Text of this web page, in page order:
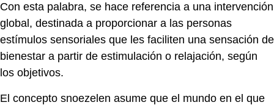
Con esta palabra, se hace referencia a una intervención
global, destinada a proporcionar a las personas
estímulos sensoriales que les faciliten una sensación de
bienestar a partir de estimulación o relajación, según
los objetivos.
El concepto snoezelen asume que el mundo en el que